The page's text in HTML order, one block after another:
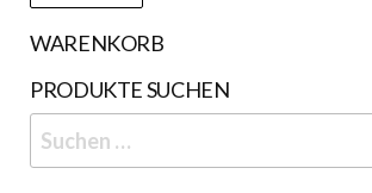
WARENKORB
PRODUKTE SUCHEN
Suchen
nach: